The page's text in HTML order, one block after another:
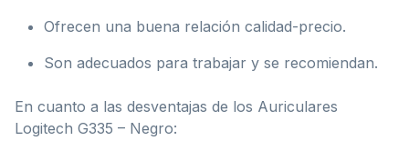
Ofrecen una buena relación calidad-precio.
Son adecuados para trabajar y se recomiendan.
En cuanto a las desventajas de los Auriculares
Logitech G335 – Negro: